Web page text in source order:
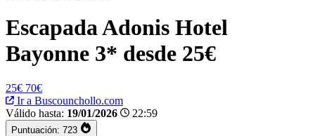
Escapada Adonis Hotel
Bayonne 3* desde 25€
25€ 70€
Ir a Buscounchollo.com
Válido hasta: 19/01/2026 22:59
Puntuación: 723